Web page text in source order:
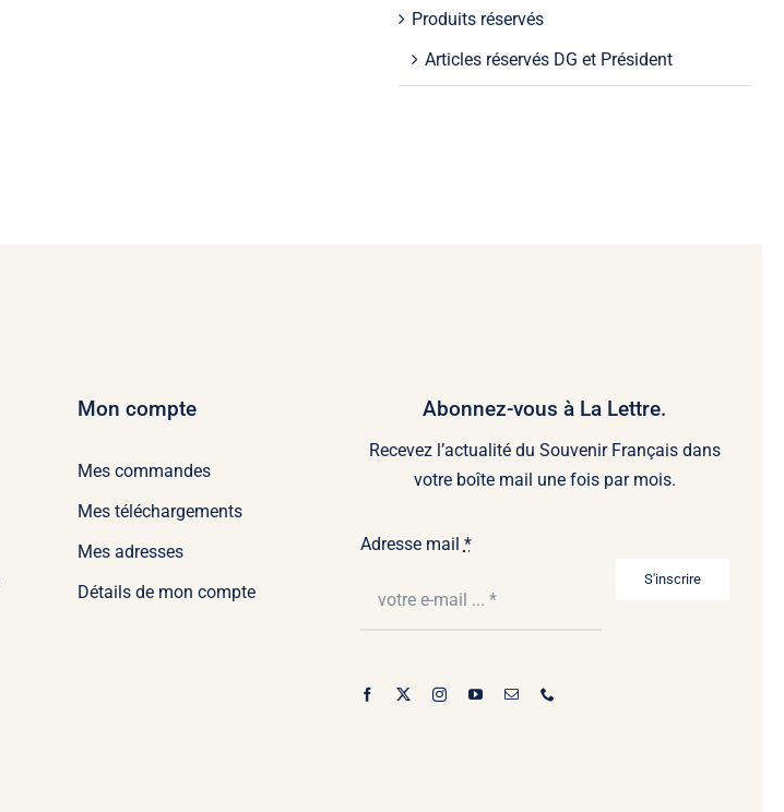
Produits réservés
Articles réservés DG et Président
Mon compte
Mes commandes
Mes téléchargements
Mes adresses
Détails de mon compte
Abonnez-vous à La Lettre.
Recevez l’actualité du Souvenir Français dans
votre boîte mail une fois par mois.
Adresse mail *
S'inscrire